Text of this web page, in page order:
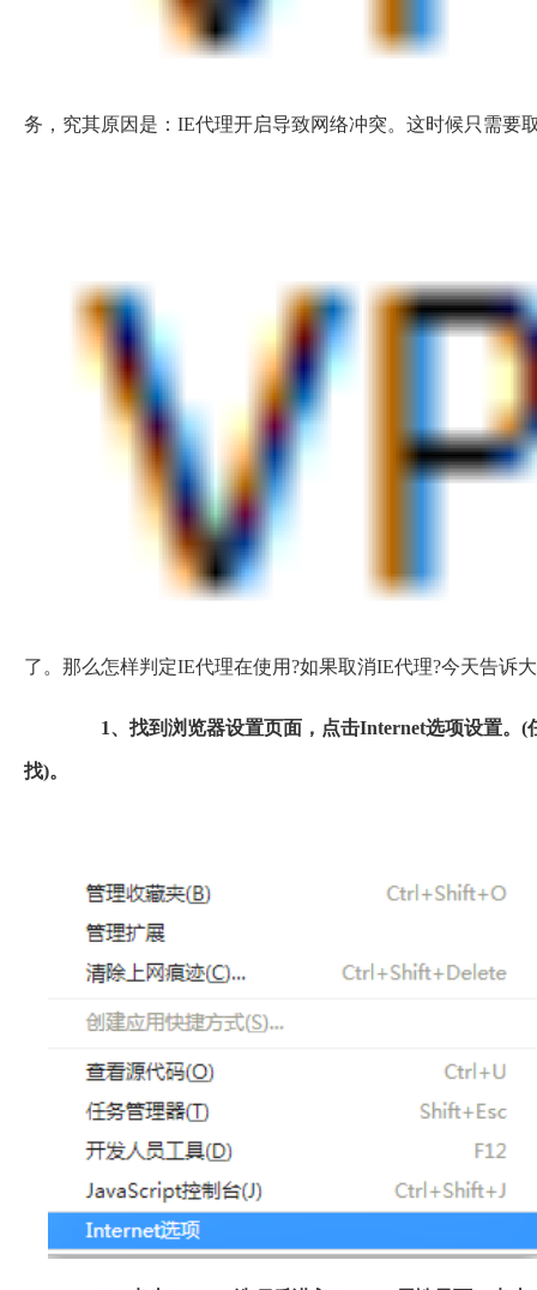
务，究其原因是：IE代理开启导致网络冲突。这时候只需要
了。那么怎样判定IE代理在使用?如果取消IE代理?今天告诉
1、找到浏览器设置页面，点击Internet选项设置。(
找)。